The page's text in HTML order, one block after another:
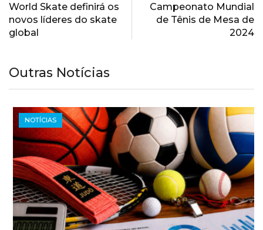
World Skate definirá os
novos líderes do skate
global
Campeonato Mundial
de Tênis de Mesa de
2024
Outras Notícias
NOTÍCIAS